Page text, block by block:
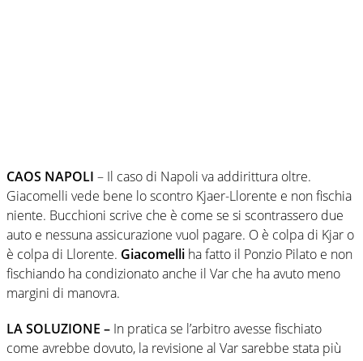
CAOS NAPOLI – Il caso di Napoli va addirittura oltre.
Giacomelli vede bene lo scontro Kjaer-Llorente e non fischia
niente. Bucchioni scrive che è come se si scontrassero due
auto e nessuna assicurazione vuol pagare. O è colpa di Kjar o
è colpa di Llorente. Giacomelli ha fatto il Ponzio Pilato e non
fischiando ha condizionato anche il Var che ha avuto meno
margini di manovra.
LA SOLUZIONE – In pratica se l’arbitro avesse fischiato
come avrebbe dovuto, la revisione al Var sarebbe stata più